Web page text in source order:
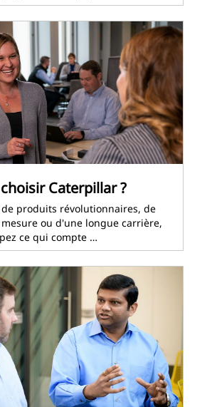
Caterpillar ?
produits révolutionnaires, de
ou d'une longue carrière,
ce qui compte …